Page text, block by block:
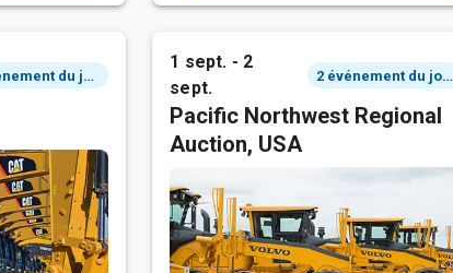
2 événement du jour
1 sept. - 2
sept.
2 événement du jour
Pacific Northwest Regional
Auction, USA